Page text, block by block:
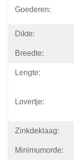
Goederen:
Dikte:
Breedte:
Lengte:
Lovertje:
Zinkdeklaag:
Minimumorde: